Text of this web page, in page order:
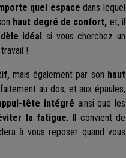
quel espace dans lequel
haut degré de confort, et, il
idéal si vous cherchez un
!
mais également par son haut
au dos, et aux épaules,
tête intégré ainsi que les
la fatigue. Il convient de
à vous reposer quand vous